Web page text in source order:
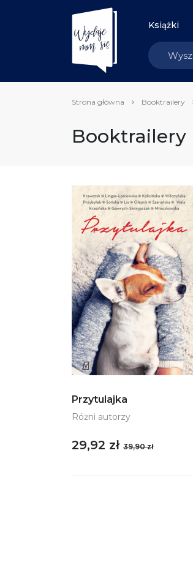
Książki
Strona główna Booktrailery
Booktrailery
Przytulajka
Różni autorzy
29,92 zł 39,90 zł